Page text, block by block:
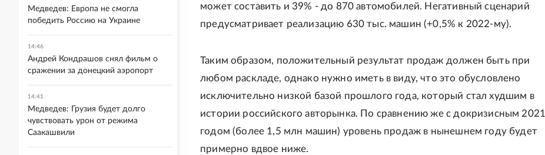
может составить и 39% - до 870 автомобилей. Негативный сценарий
предусматривает реализацию 630 тыс. машин (+0,5% к 2022-му).
Таким образом, положительный результат продаж должен быть при
любом раскладе, однако нужно иметь в виду, что это обусловлено
исключительно низкой базой прошлого года, который стал худшим в
истории российского авторынка. По сравнению же с докризисным 2021
годом (более 1,5 млн машин) уровень продаж в нынешнем году будет
примерно вдвое ниже.
Медведев: Европа не смогла
победить Россию на Украине
14:46
Андрей Кондрашов снял фильм о
сражении за донецкий аэропорт
14:41
Медведев: Грузия будет долго
чувствовать урон от режима
Саакашвили